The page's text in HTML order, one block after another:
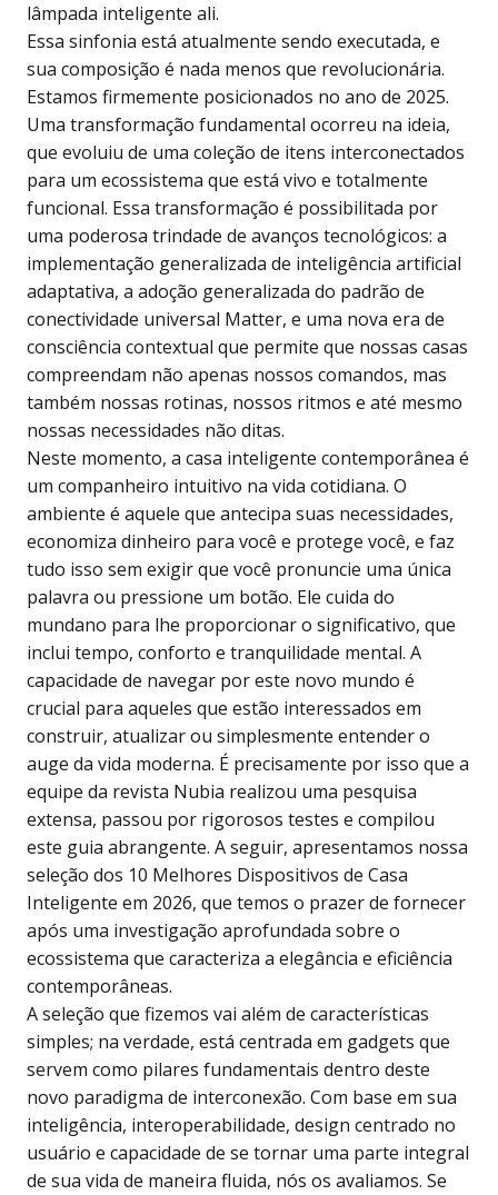
lâmpada inteligente ali.
Essa sinfonia está atualmente sendo executada, e
sua composição é nada menos que revolucionária.
Estamos firmemente posicionados no ano de 2025.
Uma transformação fundamental ocorreu na ideia,
que evoluiu de uma coleção de itens interconectados
para um ecossistema que está vivo e totalmente
funcional. Essa transformação é possibilitada por
uma poderosa trindade de avanços tecnológicos: a
implementação generalizada de inteligência artificial
adaptativa, a adoção generalizada do padrão de
conectividade universal Matter, e uma nova era de
consciência contextual que permite que nossas casas
compreendam não apenas nossos comandos, mas
também nossas rotinas, nossos ritmos e até mesmo
nossas necessidades não ditas.
Neste momento, a casa inteligente contemporânea é
um companheiro intuitivo na vida cotidiana. O
ambiente é aquele que antecipa suas necessidades,
economiza dinheiro para você e protege você, e faz
tudo isso sem exigir que você pronuncie uma única
palavra ou pressione um botão. Ele cuida do
mundano para lhe proporcionar o significativo, que
inclui tempo, conforto e tranquilidade mental. A
capacidade de navegar por este novo mundo é
crucial para aqueles que estão interessados em
construir, atualizar ou simplesmente entender o
auge da vida moderna. É precisamente por isso que a
equipe da revista Nubia realizou uma pesquisa
extensa, passou por rigorosos testes e compilou
este guia abrangente. A seguir, apresentamos nossa
seleção dos 10 Melhores Dispositivos de Casa
Inteligente em 2026, que temos o prazer de fornecer
após uma investigação aprofundada sobre o
ecossistema que caracteriza a elegância e eficiência
contemporâneas.
A seleção que fizemos vai além de características
simples; na verdade, está centrada em gadgets que
servem como pilares fundamentais dentro deste
novo paradigma de interconexão. Com base em sua
inteligência, interoperabilidade, design centrado no
usuário e capacidade de se tornar uma parte integral
de sua vida de maneira fluida, nós os avaliamos. Se